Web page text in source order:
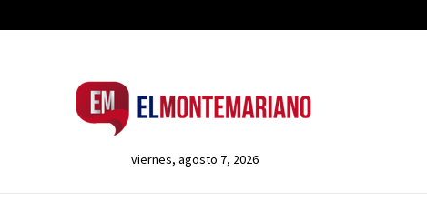
viernes, agosto 7, 2026